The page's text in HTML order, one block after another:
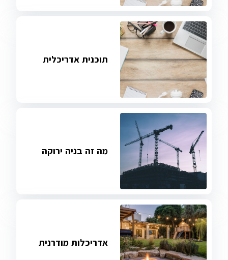
תוכנית אדריכלית
מה זה בניה ירוקה
אדריכלות מודרנית